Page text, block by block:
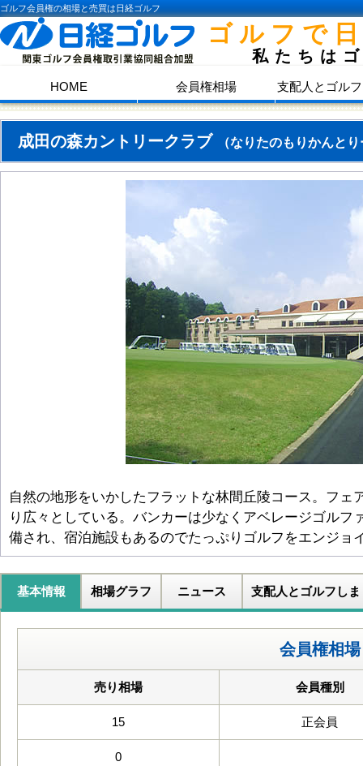
ゴルフ会員権の相場と売買は日経ゴルフ
ゴルフで
私たちは
HOME 会員権相場 支配人とゴル
成田の森カントリークラブ （なりたのもりかんと
自然の地形をいかしたフラットな林間丘陵コース。フ
り広々としている。バンカーは少なくアベレージゴル
備され、宿泊施設もあるのでたっぷりゴルフをエンジョ
基本情報 相場グラフ ニュース 支配人とゴルフしま
会員権相場
売り相場 会員種別
15 正会員
0